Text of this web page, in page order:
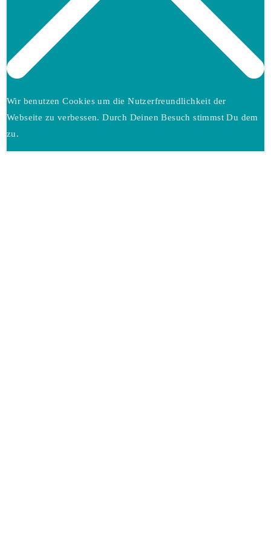
Wir benutzen Cookies um die Nutzerfreundlichkeit der
Webseite zu verbessen. Durch Deinen Besuch stimmst Du dem
zu.